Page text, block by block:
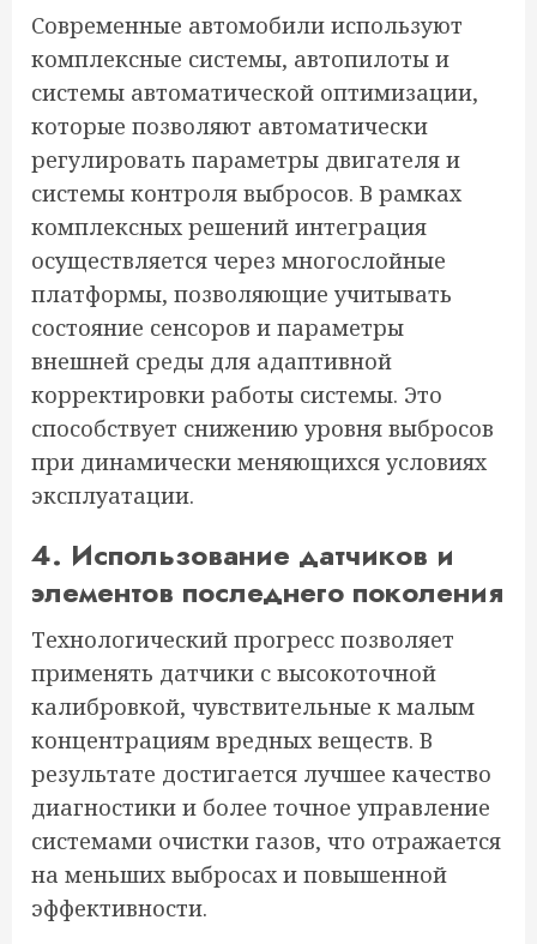
Современные автомобили используют
комплексные системы, автопилоты и
системы автоматической оптимизации,
которые позволяют автоматически
регулировать параметры двигателя и
системы контроля выбросов. В рамках
комплексных решений интеграция
осуществляется через многослойные
платформы, позволяющие учитывать
состояние сенсоров и параметры
внешней среды для адаптивной
корректировки работы системы. Это
способствует снижению уровня выбросов
при динамически меняющихся условиях
эксплуатации.
4. Использование датчиков и
элементов последнего поколения
Технологический прогресс позволяет
применять датчики с высокоточной
калибровкой, чувствительные к малым
концентрациям вредных веществ. В
результате достигается лучшее качество
диагностики и более точное управление
системами очистки газов, что отражается
на меньших выбросах и повышенной
эффективности.